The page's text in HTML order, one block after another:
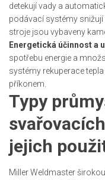
detekují vady a
podávací systémy
stroje jsou vybaveny
Energetická účinnost a
spotřebu energie a
systémy rekuperace
příkonem.
Typy
jejich
Miller Weldmaster